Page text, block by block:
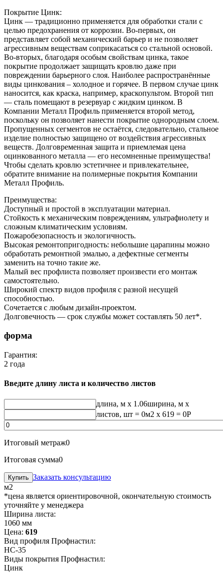
Покрытие Цинк:
Цинк ― традиционно применяется для обработки стали с
целью предохранения от коррозии. Во-первых, он
представляет собой механический барьер и не позволяет
агрессивным веществам соприкасаться со стальной основой.
Во-вторых, благодаря особым свойствам цинка, такое
покрытие продолжает защищать кровлю даже при
повреждении барьерного слоя. Наиболее распространённые
виды цинкования – холодное и горячее. В первом случае цинк
наносится, как краска, например, краскопультом. Второй тип
― сталь помещают в резервуар с жидким цинком. В
Компании Металл Профиль применяется второй метод,
поскольку он позволяет нанести покрытие однородным слоем.
Пропущенных сегментов не остаётся, следовательно, стальное
изделие полностью защищено от воздействия агрессивных
веществ. Долговременная защита и приемлемая цена
оцинкованного металла ― его несомненные преимущества!
Чтобы сделать кровлю эстетичнее и привлекательнее,
обратите внимание на полимерные покрытия Компании
Металл Профиль.
Преимущества:
Доступный и простой в эксплуатации материал.
Стойкость к механическим повреждениям, ультрафиолету и
сложным климатическим условиям.
Пожаробезопасность и экологичность.
Высокая ремонтопригодность: небольшие царапины можно
обработать ремонтной эмалью, а дефектные сегменты
заменить на точно такие же.
Малый вес профлиста позволяет произвести его монтаж
самостоятельно.
Широкий спектр видов профиля с разной несущей
способностью.
Сочетается с любым дизайн-проектом.
Долговечность — срок службы может составлять 50 лет*.
форма
Гарантия:
2 года
Введите длину листа и количество листов
длина, м x 1.06ширина, м x
листов, шт = 0м2 x 619 = 0Р
Итоговый метраж0
Итоговая сумма0
Заказать консультацию
м2
*цена является ориентировочной, окончательную стоимость
уточняйте у менеджера
Ширина листа:
1060 мм
Цена: 619
Вид профиля Профнастил:
HC-35
Виды покрытия Профнастил:
Цинк